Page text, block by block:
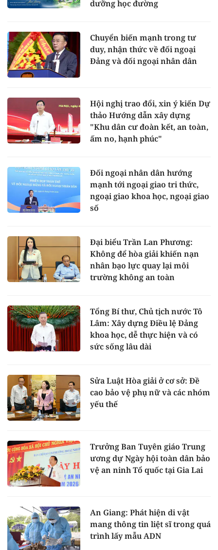
dưỡng học đường
Chuyển biến mạnh trong tư
duy, nhận thức về đối ngoại
Đảng và đối ngoại nhân dân
Hội nghị trao đổi, xin ý kiến Dự
thảo Hướng dẫn xây dựng
"Khu dân cư đoàn kết, an toàn,
ấm no, hạnh phúc"
Đối ngoại nhân dân hướng
mạnh tới ngoại giao tri thức,
ngoại giao khoa học, ngoại giao
số
Đại biểu Trần Lan Phương:
Không để hòa giải khiến nạn
nhân bạo lực quay lại môi
trường không an toàn
Tổng Bí thư, Chủ tịch nước Tô
Lâm: Xây dựng Điều lệ Đảng
khoa học, dễ thực hiện và có
sức sống lâu dài
Sửa Luật Hòa giải ở cơ sở: Đề
cao bảo vệ phụ nữ và các nhóm
yếu thế
Trưởng Ban Tuyên giáo Trung
ương dự Ngày hội toàn dân bảo
vệ an ninh Tổ quốc tại Gia Lai
An Giang: Phát hiện di vật
mang thông tin liệt sĩ trong quá
trình lấy mẫu ADN